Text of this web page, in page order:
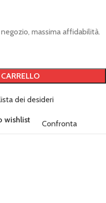
massima affidabilità.
dei desideri
wishlist Confronta